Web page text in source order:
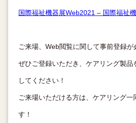
国際福祉機器展Web2021 – 国際福祉
ご来場、Web閲覧に関して事前登録が
ぜひご登録いただき、ケアリング製品
してください！
ご来場いただける方は、ケアリング一
す！